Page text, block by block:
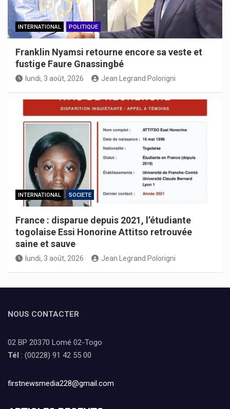
INTERNATIONAL POLITIQUE
Franklin Nyamsi retourne encore sa veste et
fustige Faure Gnassingbé
lundi, 3 août, 2026 Jean Legrand Polorigni
INTERNATIONAL SOCIETE
France : disparue depuis 2021, l’étudiante
togolaise Essi Honorine Attitso retrouvée
saine et sauve
lundi, 3 août, 2026 Jean Legrand Polorigni
NOUS CONTACTER
02 BP 20370 Lomé 02-Togo
Tél : (00228) 91 42 55 00
firstnewsmedia228@gmail.com